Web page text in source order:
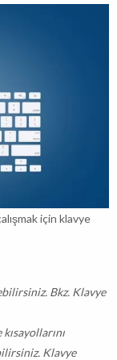
için klavye
Bkz. Klavye
Klavye